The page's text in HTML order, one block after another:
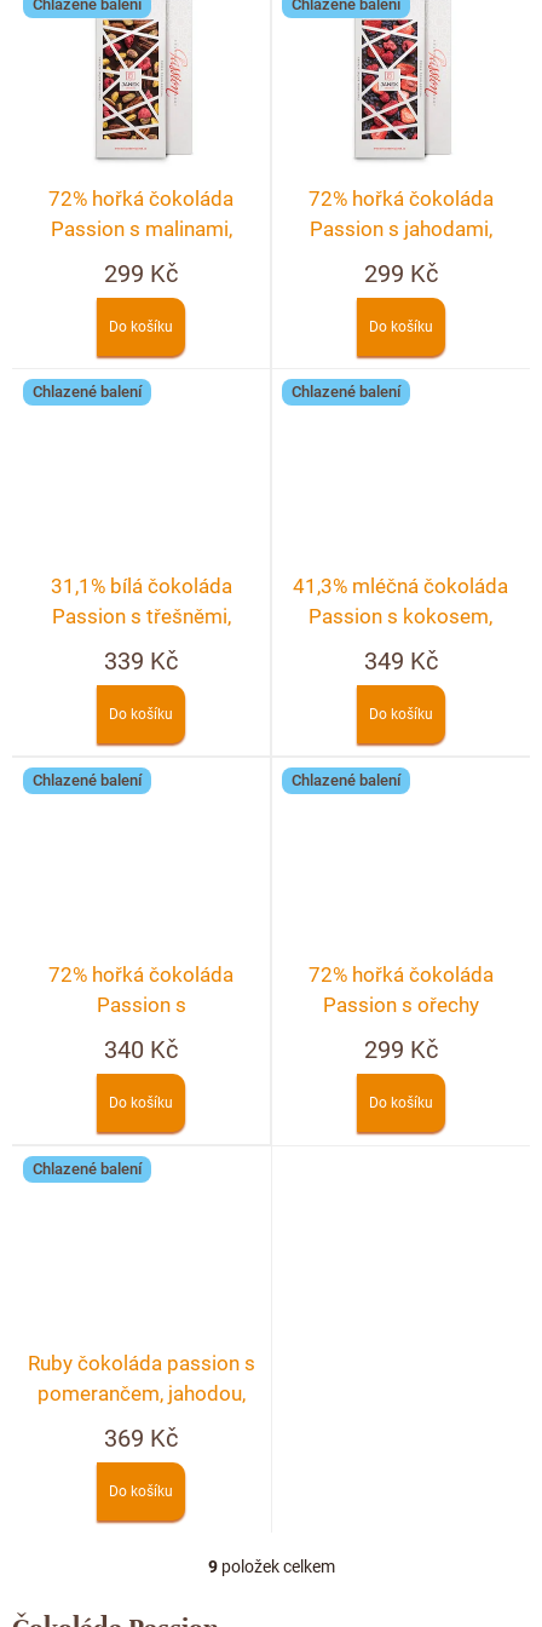
Chlazené balení
72% hořká čokoláda
Passion s malinami,
pistáciemi a pekanovými
ořechy
299 Kč
Do košíku
Chlazené balení
72% hořká čokoláda
Passion s jahodami,
malinami a fialkou
299 Kč
Do košíku
Chlazené balení
31,1% bílá čokoláda
Passion s třešněmi,
malinami, ostružinami a
růží
339 Kč
Do košíku
Chlazené balení
41,3% mléčná čokoláda
Passion s kokosem,
pekanovými ořechy a
malinami
349 Kč
Do košíku
Chlazené balení
72% hořká čokoláda
Passion s
makadamovými ořechy,
mandlemi, pomerančem a
rybízem
340 Kč
Do košíku
Chlazené balení
72% hořká čokoláda
Passion s ořechy
299 Kč
Do košíku
Chlazené balení
Ruby čokoláda passion s
pomerančem, jahodou,
pistácií a květem růže
369 Kč
Do košíku
O
9položek celkem